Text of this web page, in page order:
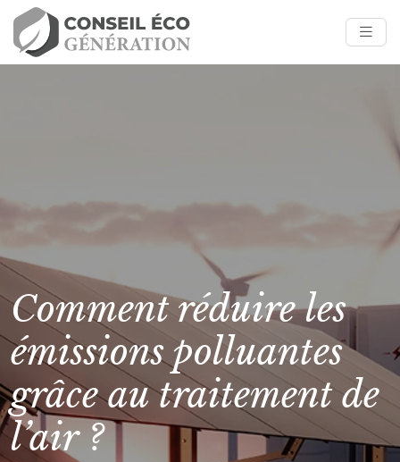
Comment réduire les
émissions polluantes
grâce au traitement de
l’air ?